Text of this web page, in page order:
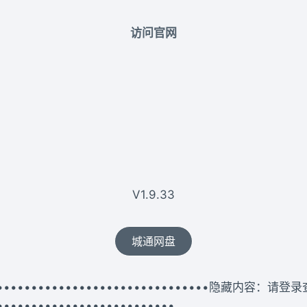
访问官网
V1.9.33
城通网盘
隐藏内容：请登录